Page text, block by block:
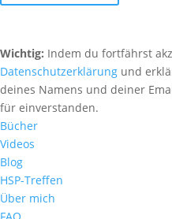
Wichtig: Indem du fortfährst
Datenschutzerklärung und
deines Namens und deiner
für einverstanden.
Bücher
Videos
Blog
HSP-Treffen
Über mich